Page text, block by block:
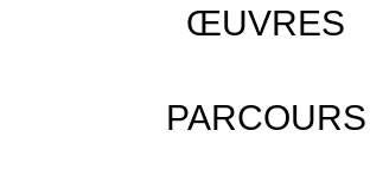
ŒUVRES
PARCOURS